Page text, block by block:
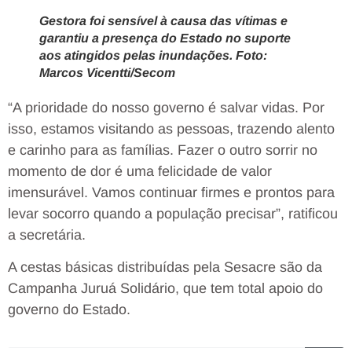
Gestora foi sensível à causa das vítimas e
garantiu a presença do Estado no suporte
aos atingidos pelas inundações. Foto:
Marcos Vicentti/Secom
“A prioridade do nosso governo é salvar vidas. Por
isso, estamos visitando as pessoas, trazendo alento
e carinho para as famílias. Fazer o outro sorrir no
momento de dor é uma felicidade de valor
imensurável. Vamos continuar firmes e prontos para
levar socorro quando a população precisar”, ratificou
a secretária.
A cestas básicas distribuídas pela Sesacre são da
Campanha Juruá Solidário, que tem total apoio do
governo do Estado.